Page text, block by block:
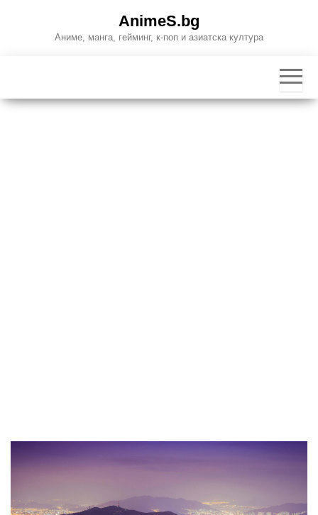
AnimeS.bg
Аниме, манга, гейминг, к-поп и азиатска култура